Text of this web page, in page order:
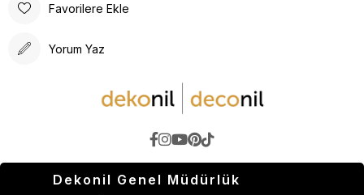
Favorilere Ekle
Yorum Yaz
Dekonil Genel Müdürlük